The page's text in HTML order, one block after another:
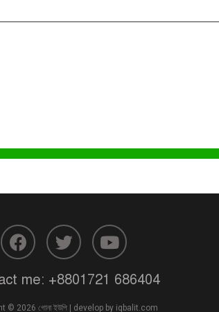
me: +8801721 686404
© 2026 গোনা ইউপি | develop by iqbalit.com